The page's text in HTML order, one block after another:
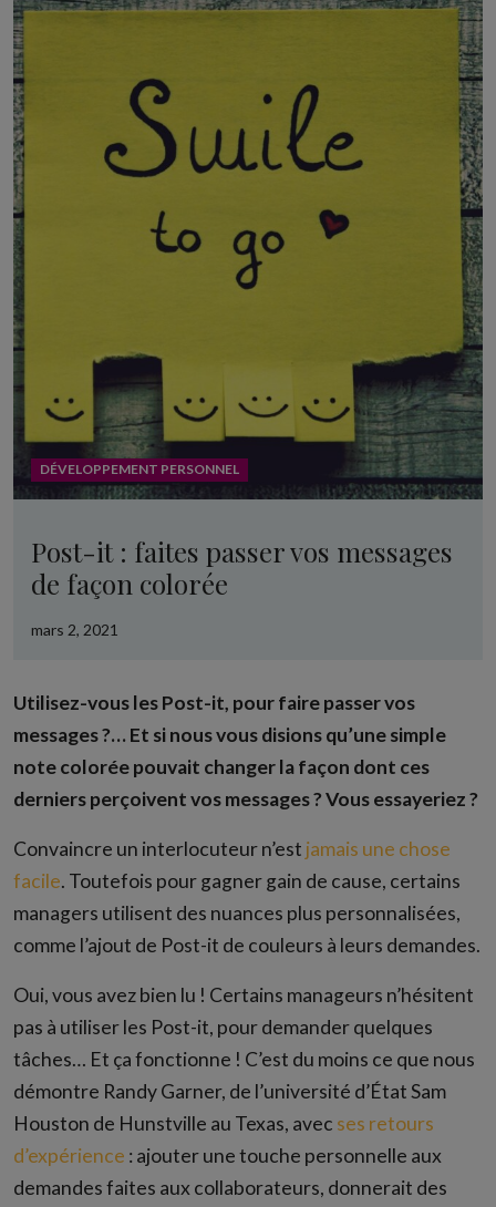
DÉVELOPPEMENT PERSONNEL
Post-it : faites passer vos messages
de façon colorée
mars 2, 2021
Utilisez-vous les Post-it, pour faire passer vos
messages ?… Et si nous vous disions qu’une simple
note colorée pouvait changer la façon dont ces
derniers perçoivent vos messages ? Vous essayeriez ?
Convaincre un interlocuteur n’est jamais une chose
facile. Toutefois pour gagner gain de cause, certains
managers utilisent des nuances plus personnalisées,
comme l’ajout de Post-it de couleurs à leurs demandes.
Oui, vous avez bien lu ! Certains manageurs n’hésitent
pas à utiliser les Post-it, pour demander quelques
tâches… Et ça fonctionne ! C’est du moins ce que nous
démontre Randy Garner, de l’université d’État Sam
Houston de Hunstville au Texas, avec ses retours
d’expérience : ajouter une touche personnelle aux
demandes faites aux collaborateurs, donnerait des